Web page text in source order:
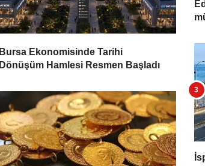
Bursa Ekonomisinde Tarihi
Dönüşüm Hamlesi Resmen Başladı